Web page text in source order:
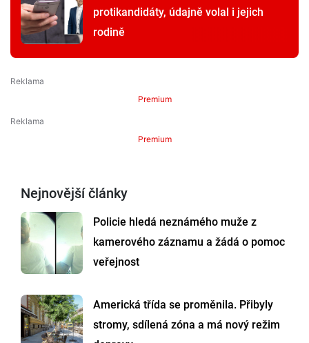
protikandidáty, údajně volal i jejich
rodině
Premium
Premium
Nejnovější články
Policie hledá neznámého muže z
kamerového záznamu a žádá o pomoc
veřejnost
Americká třída se proměnila. Přibyly
stromy, sdílená zóna a má nový režim